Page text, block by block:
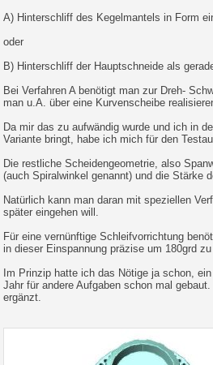
A) Hinterschliff des Kegelmantels in Form
oder
B) Hinterschliff der Hauptschneide als
Bei Verfahren A benötigt man zur Dreh-
man u.A. über eine Kurvenscheibe
Da mir das zu aufwändig wurde und ich in
Variante bringt, habe ich mich für den
Die restliche Scheidengeometrie, also
(auch Spiralwinkel genannt) und die Stärke
Natürlich kann man daran mit speziellen
später eingehen will.
Für eine vernünftige Schleifvorrichtung
in dieser Einspannung präzise um 180grd
Im Prinzip hatte ich das Nötige ja schon,
Jahr für andere Aufgaben schon mal
ergänzt.